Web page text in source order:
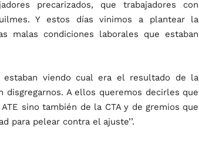
precarizados, que trabajadores con
Y estos días vinimos a plantear la
malas condiciones laborales que estaban
viendo cual era el resultado de la
A ellos queremos decirles que
sino también de la CTA y de gremios que
para pelear contra el ajuste’’.